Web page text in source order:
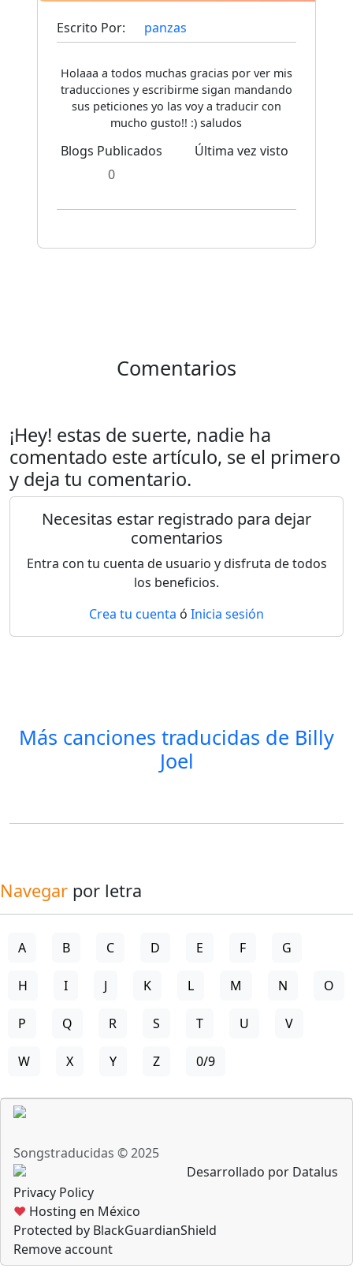
Escrito Por: panzas
Holaaa a todos muchas gracias por ver mis
traducciones y escribirme sigan mandando
sus peticiones yo las voy a traducir con
mucho gusto!! :) saludos
Blogs Publicados
0
Última vez visto
Comentarios
¡Hey! estas de suerte, nadie ha
comentado este artículo, se el primero
y deja tu comentario.
Necesitas estar registrado para dejar
comentarios
Entra con tu cuenta de usuario y disfruta de todos
los beneficios.
Crea tu cuenta ó Inicia sesión
Más canciones traducidas de Billy
Joel
Navegar por letra
A B C D E F G
H I J K L M N O
P Q R S T U V
W X Y Z 0/9
Songstraducidas © 2025
Desarrollado por Datalus
Privacy Policy
♥ Hosting en México
Protected by BlackGuardianShield
Remove account